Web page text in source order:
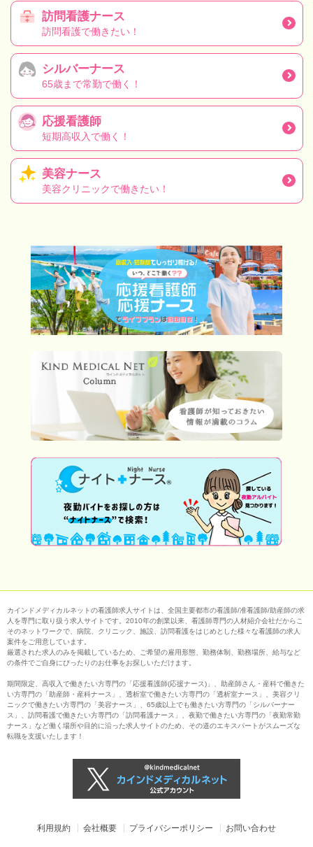
訪問看護ナース
訪問看護で働きたい！
シルバーナース
65歳まで常勤で働く！
応援看護師
短期高収入で働く！
美容ナース
美容クリニックで働きたい！
カインドメディカルネットの看護師求人サイトは、全国主要都市の看護師/准看護師/助産師の求
人を専門に取り扱う求人サイトです。2010年の創業以来、看護師専門の人材紹介会社だからこ
そのネットワークで、病院、クリニック、施設、訪問看護をはじめとした様々な看護師の求人
案件をご用意しています。
厳選された求人のみを掲載しているため、ご希望の雇用形態、勤務体制、勤務場所、給与など
の条件でご自身にぴったりのお仕事をお探しいただけます。
期間限定、高収入で働きたい方専門の「応援看護師(応援ナース)」、助産師さん・産科で働きた
い方専門の「助産師・産科ナース」、透析室で働きたい方専門の「透析室ナース」、美容クリ
ニックで働きたい方専門の「美容ナース」、65歳以上でも働きたい方専門の「シルバーナー
ス」、訪問看護で働きたい方専門の「訪問看護ナース」、夜勤で働きたい方専門の「夜勤常勤
ナース」など働く場所や目的に沿った求人サイトのため、その道のエキスパートがスムーズな
転職を支援いたします！
利用規約 会社概要 プライバシーポリシー お問い合わせ